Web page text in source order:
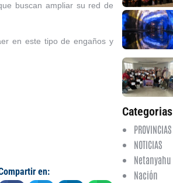
buscan ampliar su red de
en este tipo de engaños y
en:
Categorias
PROVINCIAS
NOTICIAS
Netanyahu
Nación